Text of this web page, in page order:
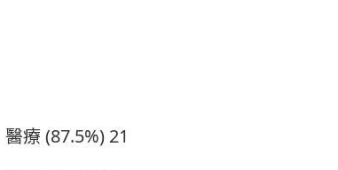
醫療 (87.5%) 21